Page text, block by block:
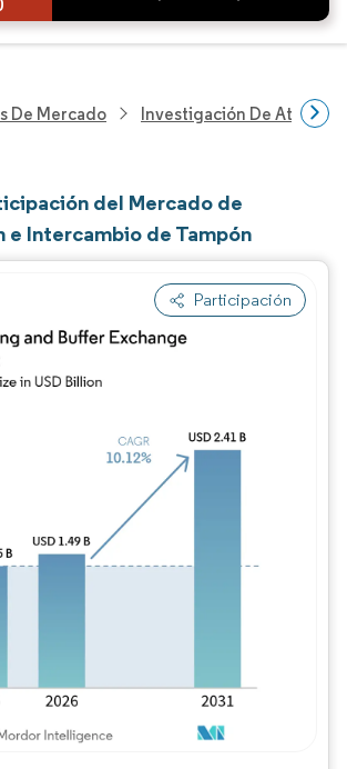
De Mercado Investigación De
del Mercado de
e Intercambio de Tampón
Participación
Imagen © Mordor Intelligence. El uso